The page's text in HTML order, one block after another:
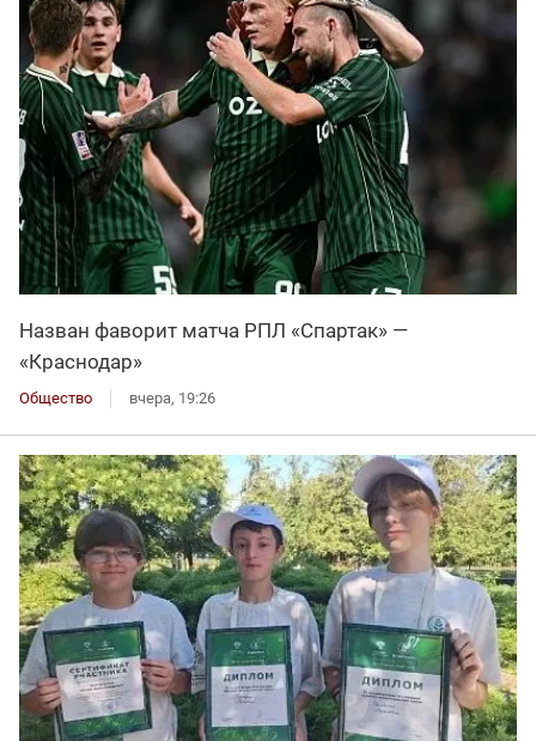
Назван фаворит матча РПЛ «Спартак» —
«Краснодар»
Общество вчера, 19:26